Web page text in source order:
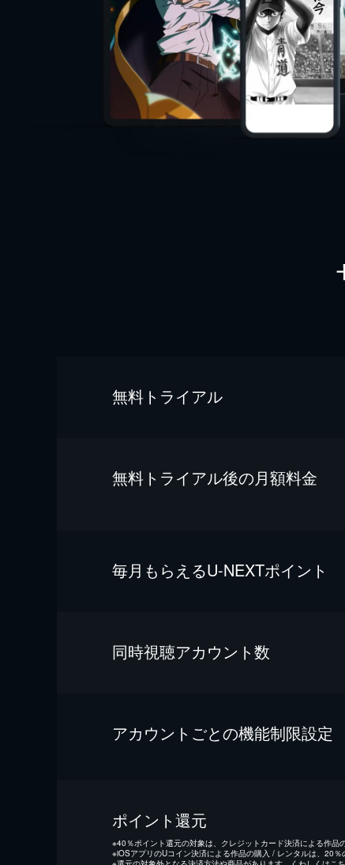
無料トライアル
無料トライアル後の⽉額料金
毎⽉もらえるU-NEXTポイント
同時視聴アカウント数
アカウントごとの機能制限設定
ポイント還元
※40％ポイント還元の対象は、クレジットカード決済による作品
※iOSアプリのUコイン決済による作品の購入 / レンタルは、20％